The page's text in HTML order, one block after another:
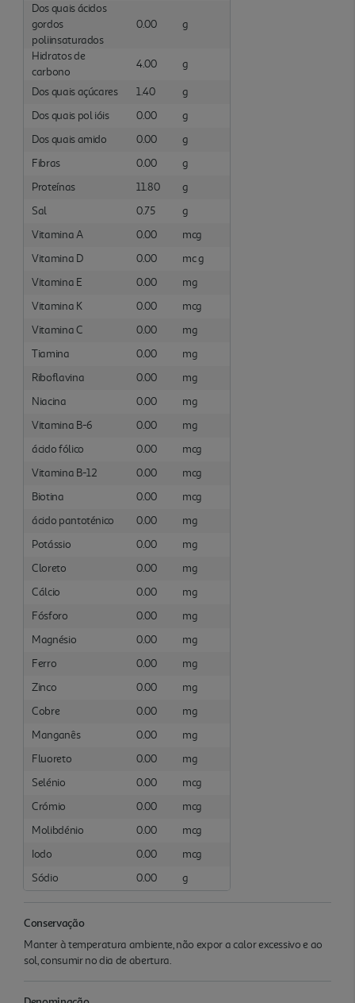
Dos quais ácidos
gordos
poliinsaturados
0.00 g
Hidratos de
carbono
4.00 g
Dos quais açúcares 1.40
g
Dos quais pol ióis
0.00
g
Dos quais amido
0.00
g
Fibras
0.00
g
Proteínas
11.80
g
Sal
0.75
g
Vitamina A
0.00
mcg
Vitamina D
0.00
mc g
Vitamina E
0.00
mg
Vitamina K
0.00
mcg
Vitamina C
0.00
mg
Tiamina
0.00
mg
Riboflavina
0.00
mg
Niacina
0.00
mg
Vitamina B-6
0.00
mg
ácido fólico
0.00
mcg
Vitamina B-12
0.00
mcg
Biotina
0.00
mcg
ácido pantoténico
0.00
mg
Potássio
0.00
mg
Cloreto
0.00
mg
Cálcio
0.00
mg
Fósforo
0.00
mg
Magnésio
0.00
mg
Ferro
0.00
mg
Zinco
0.00
mg
Cobre
0.00
mg
Manganês
0.00
mg
Fluoreto
0.00
mg
Selénio
0.00
mcg
Crómio
0.00
mcg
Molibdénio
0.00
mcg
Iodo
0.00
mcg
Sódio
0.00 g
Conservação
Manter à temperatura ambiente, não expor a calor excessivo e ao
sol, consumir no dia de abertura.